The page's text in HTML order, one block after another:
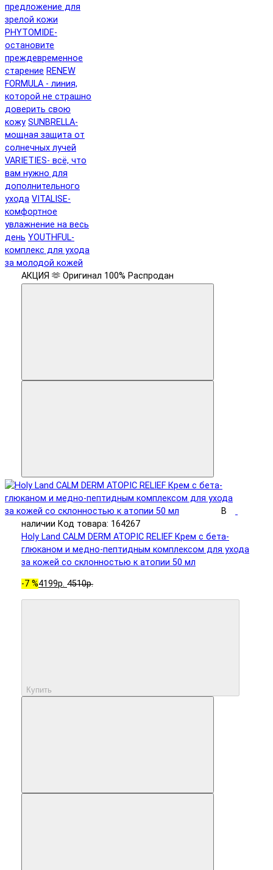
предложение для
зрелой кожи
PHYTOMIDE-
остановите
преждевременное
старение RENEW
FORMULA - линия,
которой не страшно
доверить свою
кожу SUNBRELLA-
мощная защита от
солнечных лучей
VARIETIES- всё, что
вам нужно для
дополнительного
ухода VITALISE-
комфортное
увлажнение на весь
день YOUTHFUL-
комплекс для ухода
за молодой кожей
АКЦИЯ 🫶 Оригинал 100% Распродан
В
наличии Код товара: 164267
Holy Land CALM DERM ATOPIC RELIEF Крем с бета-
глюканом и медно-пептидным комплексом для ухода
за кожей со склонностью к атопии 50 мл
-7 %4199р. 4510р.
Купить